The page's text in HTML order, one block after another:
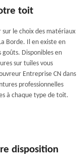
toit
le choix des matériaux
Borde. Il en existe en
Disponibles en
sur tuiles vous
Entreprise CN dans
professionnelles
à chaque type de toit.
disposition